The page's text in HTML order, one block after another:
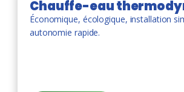
Chauffe-eau
Économique, écologique, installation
autonomie rapide.